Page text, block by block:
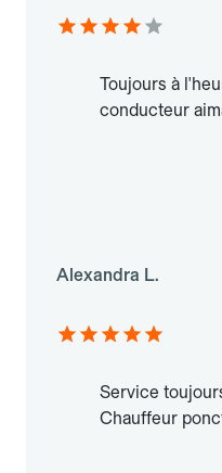
Toujours à
conducteur
Alexandra L.
Service
Chauffeur